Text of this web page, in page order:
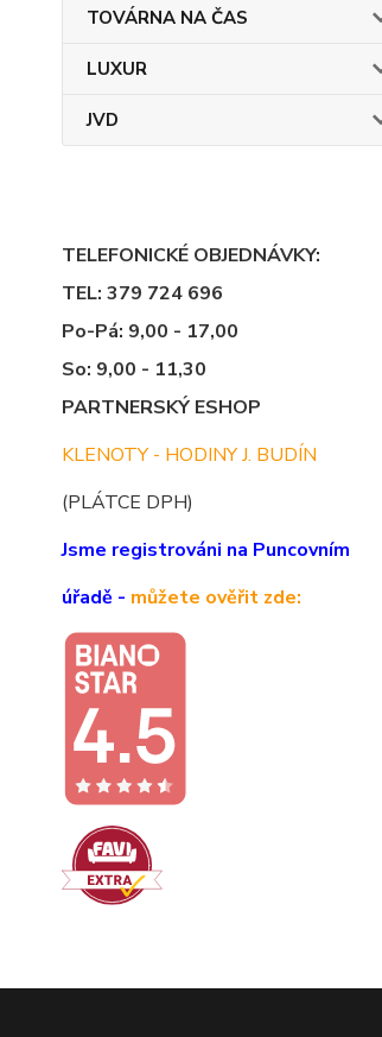
TOVÁRNA NA ČAS
LUXUR
JVD
TELEFONICKÉ OBJEDNÁVKY:
TEL: 379 724 696
Po-Pá: 9,00 - 17,00
So: 9,00 - 11,30
PARTNERSKÝ ESHOP
KLENOTY - HODINY J. BUDÍN
(PLÁTCE DPH)
Jsme registrováni na Puncovním
úřadě - můžete ověřit zde: